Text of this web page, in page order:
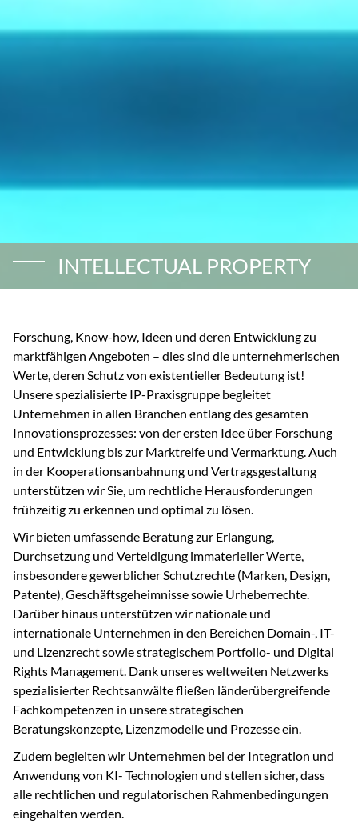
INTELLECTUAL PROPERTY
Forschung, Know-how, Ideen und deren Entwicklung zu
marktfähigen Angeboten – dies sind die unternehmerischen
Werte, deren Schutz von existentieller Bedeutung ist!
Unsere spezialisierte IP-Praxisgruppe begleitet
Unternehmen in allen Branchen entlang des gesamten
Innovationsprozesses: von der ersten Idee über Forschung
und Entwicklung bis zur Marktreife und Vermarktung. Auch
in der Kooperationsanbahnung und Vertragsgestaltung
unterstützen wir Sie, um rechtliche Herausforderungen
frühzeitig zu erkennen und optimal zu lösen.
Wir bieten umfassende Beratung zur Erlangung,
Durchsetzung und Verteidigung immaterieller Werte,
insbesondere gewerblicher Schutzrechte (Marken, Design,
Patente), Geschäftsgeheimnisse sowie Urheberrechte.
Darüber hinaus unterstützen wir nationale und
internationale Unternehmen in den Bereichen Domain-, IT-
und Lizenzrecht sowie strategischem Portfolio- und Digital
Rights Management. Dank unseres weltweiten Netzwerks
spezialisierter Rechtsanwälte fließen länderübergreifende
Fachkompetenzen in unsere strategischen
Beratungskonzepte, Lizenzmodelle und Prozesse ein.
Zudem begleiten wir Unternehmen bei der Integration und
Anwendung von KI- Technologien und stellen sicher, dass
alle rechtlichen und regulatorischen Rahmenbedingungen
eingehalten werden.